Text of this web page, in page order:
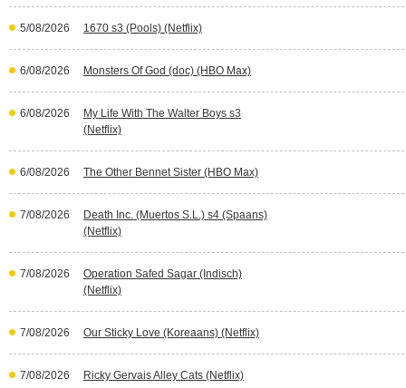
5/08/2026 1670 s3 (Pools) (Netflix)
6/08/2026 Monsters Of God (doc) (HBO Max)
6/08/2026
My Life With The Walter Boys s3
(Netflix)
6/08/2026 The Other Bennet Sister (HBO Max)
7/08/2026
Death Inc. (Muertos S.L.) s4 (Spaans)
(Netflix)
7/08/2026
Operation Safed Sagar (Indisch)
(Netflix)
7/08/2026 Our Sticky Love (Koreaans) (Netflix)
7/08/2026 Ricky Gervais Alley Cats (Netflix)